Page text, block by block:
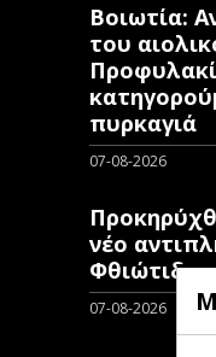
Βοιωτία:
του
πυρκαγιά
07-08-2026
νέo
Φθιώτιδα
07-08-2026